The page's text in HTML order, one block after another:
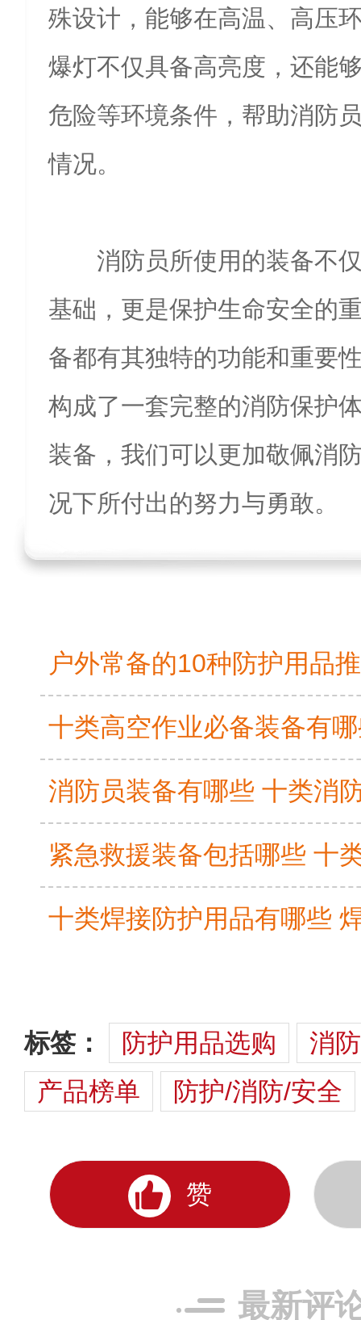
殊设计，能够在高温、高压
爆灯不仅具备高亮度，还能
危险等环境条件，帮助消防
情况。
消防员所使用的装备不
基础，更是保护生命安全的
备都有其独特的功能和重要
构成了一套完整的消防保护
装备，我们可以更加敬佩消
况下所付出的努力与勇敢。
标签： 防护用品选购
消防
产品榜单
防护/消防/安全
赞
最新评